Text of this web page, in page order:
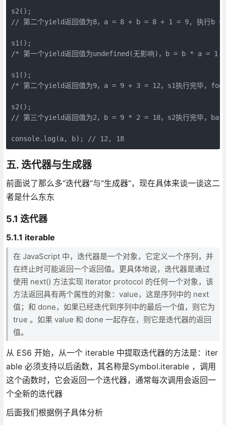
s2();
// 第二个yield返回值为8，a = 8 + b = 8 + 1 = 9, 执行b
s1();
/* 第一个yield返回值为undefined(无影响)，b = b * a =
s1();
/* 第二个yield返回值为9，a = 9 + 3 = 12，s1执行完毕，
s2();
// 第三个yield返回值为2，b = 9 * 2 = 18，s2执行完毕，bar
console.log(a, b); // 12, 18
五. 迭代器与生成器
前面说了那么多“迭代器”与“生成器”，现在具体来谈一谈这二
者是什么东东
5.1 迭代器
5.1.1 iterable
在 JavaScript 中，迭代器是一个对象，它定义一个序列，并
在终止时可能返回一个返回值。更具体地说，迭代器是通过
使用 next() 方法实现 Iterator protocol 的任何一个对象，该
方法返回具有两个属性的对象：value，这是序列中的 next
值；和 done，如果已经迭代到序列中的最后一个值，则它为
true 。如果 value 和 done 一起存在，则它是迭代器的返回
值。
从 ES6 开始，从一个 iterable 中提取迭代器的方法是：iter
able 必须支持以后函数，其名称是Symbol.iterable ，调用
这个函数时，它会返回一个迭代器，通常每次调用会返回一
个全新的迭代器
后面我们根据例子具体分析